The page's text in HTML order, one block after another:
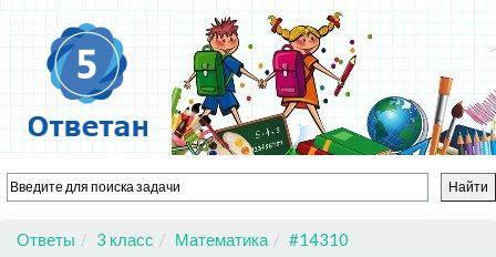
Ответы 3 класс Математика #14310